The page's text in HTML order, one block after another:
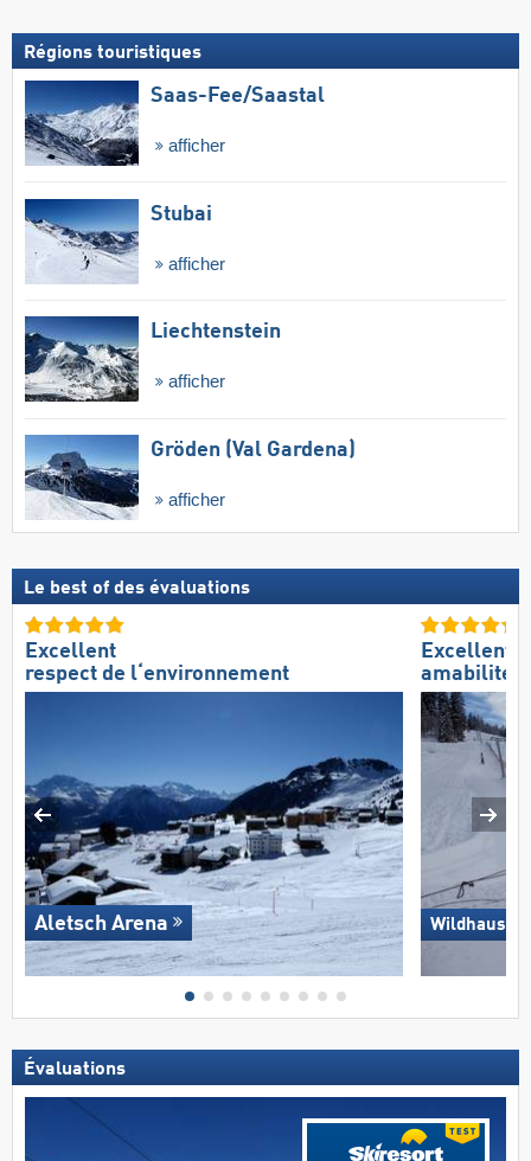
Régions touristiques
Saas-Fee/​Saastal
afficher
Stubai
afficher
Liechtenstein
afficher
Gröden (Val Gardena)
afficher
Le best of des évaluations
Excellent
respect de l‘environnement
Aletsch Arena
Excellente
amabilité
Wildhaus –
Évaluations